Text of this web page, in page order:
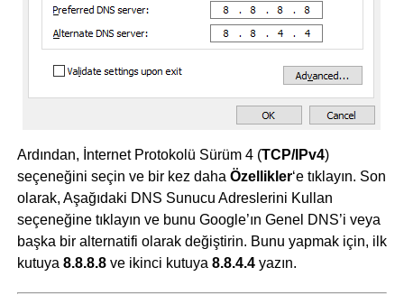
Ardından, İnternet Protokolü Sürüm 4 (TCP/IPv4)
seçeneğini seçin ve bir kez daha Özellikler‘e tıklayın. Son
olarak, Aşağıdaki DNS Sunucu Adreslerini Kullan
seçeneğine tıklayın ve bunu Google’ın Genel DNS’i veya
başka bir alternatifi olarak değiştirin. Bunu yapmak için, ilk
kutuya 8.8.8.8ve ikinci kutuya 8.8.4.4yazın.